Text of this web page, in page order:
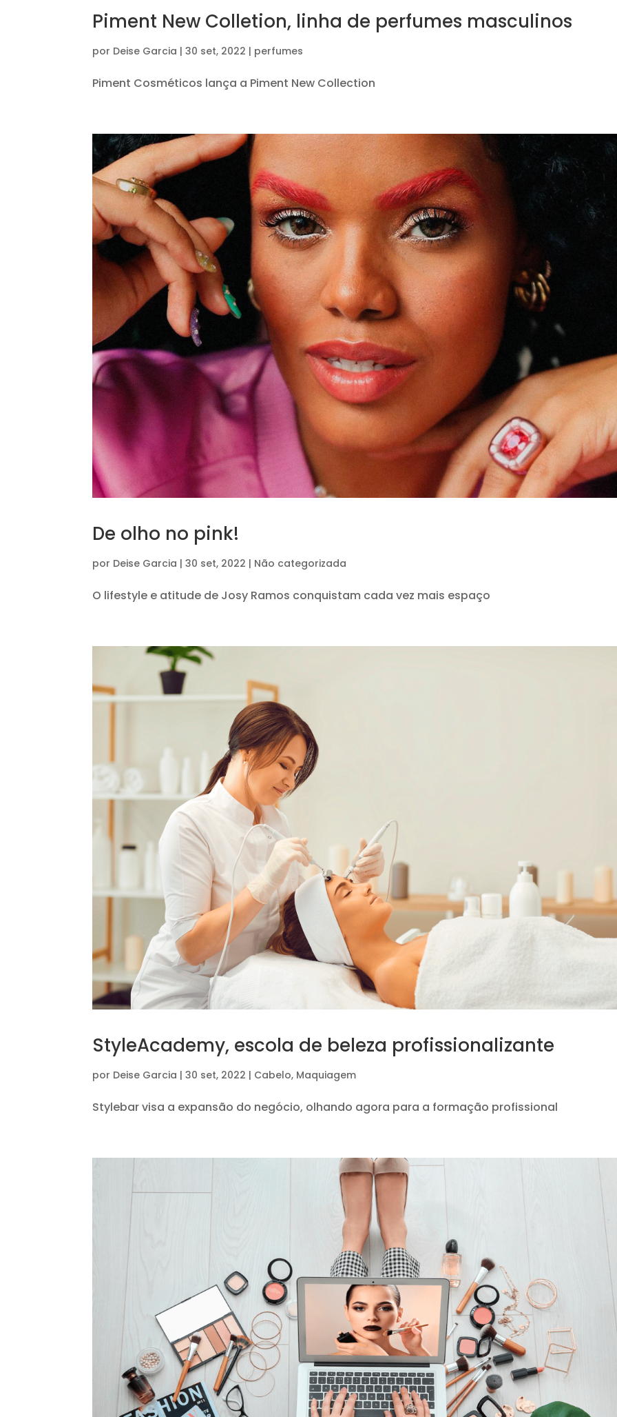
Piment New Colletion, linha de perfumes masculinos
por Deise Garcia |30 set, 2022 | perfumes
Piment Cosméticos lança a Piment New Collection
De olho no pink!
por Deise Garcia |30 set, 2022 | Não categorizada
O lifestyle e atitude de Josy Ramos conquistam cada vez mais espaço
StyleAcademy, escola de beleza profissionalizante
por Deise Garcia |30 set, 2022 | Cabelo, Maquiagem
Stylebar visa a expansão do negócio, olhando agora para a formação profissional